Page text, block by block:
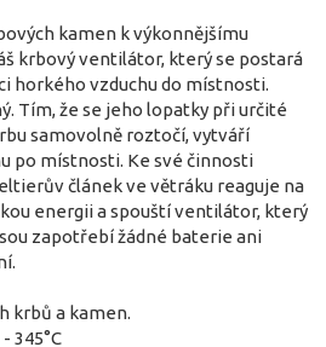
kamen k výkonnějšímu
krbový ventilátor, který se postará
horkého vzduchu do místnosti.
Tím, že se jeho lopatky při určité
samovolně roztočí, vytváří
po místnosti. Ke své činnosti
článek ve větráku reaguje na
energii a spouští ventilátor, který
zapotřebí žádné baterie ani
krbů a kamen.
345°C